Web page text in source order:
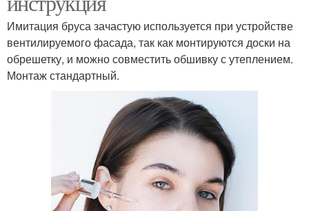
Имитация бруса зачастую используется при устройстве
вентилируемого фасада, так как монтируются доски на
обрешетку, и можно совместить обшивку с утеплением.
Монтаж стандартный.